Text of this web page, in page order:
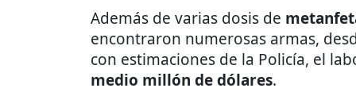
Además de varias dosis de
encontraron numerosas armas,
con estimaciones de la Policía, el
medio millón de dólares.